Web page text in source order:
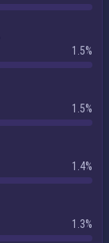
1.5%
1.5%
1.4%
1.3%